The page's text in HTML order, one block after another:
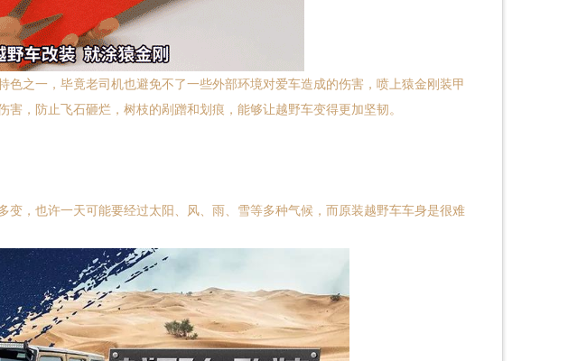
之一，毕竟老司机也避免不了一些外部环境对爱车造成的伤害，喷上猿金刚装甲
，防止飞石砸烂，树枝的剐蹭和划痕，能够让越野车变得更加坚韧。
，也许一天可能要经过太阳、风、雨、雪等多种气候，而原装越野车车身是很难